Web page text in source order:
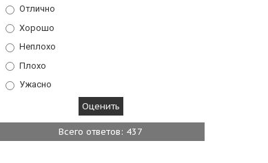
Отлично
Хорошо
Неплохо
Плохо
Ужасно
Всего ответов: 437